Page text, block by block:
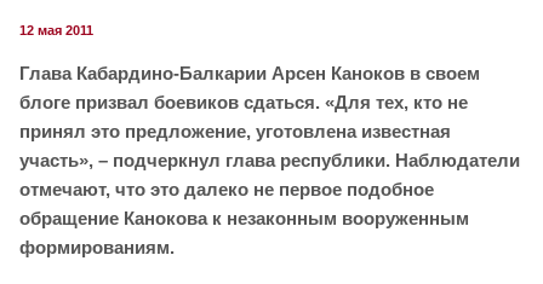
12 мая 2011
Глава Кабардино-Балкарии Арсен Каноков в своем
блоге призвал боевиков сдаться. «Для тех, кто не
принял это предложение, уготовлена известная
участь», – подчеркнул глава республики. Наблюдатели
отмечают, что это далеко не первое подобное
обращение Канокова к незаконным вооруженным
формированиям.